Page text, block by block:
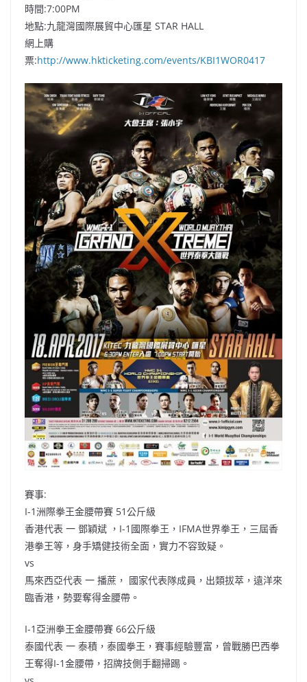
時間:7:00PM
地點:九龍灣國際展貿中心匯星 STAR HALL
網上購
票:http://www.hkticketing.com/events/KBI1WOR0417
賽事:
I-1洲際拳王金腰帶賽 51公斤級
香港代表 一 鄧穎斌 ，I-1國際拳王，IFMA世界拳王，三屆香
港拳王等，身手矯健技術全面，實力不容致疑。
vs
馬來西亞代表 一 播蔗， 國家代表隊成員，出類拔萃，遠洋來
臨香港，勢要奪得金腰帶。
I-1亞洲拳王金腰帶賽 66公斤級
泰國代表 一 泰積，泰國拳王，賽事經驗豐富，曾戰勝巴西拳
王奪得I-1金腰帶，招牌技側手翻掃踢。